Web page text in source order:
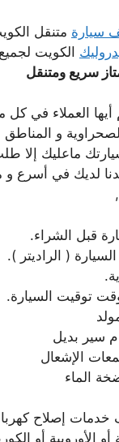
سيارة متنقل
الكويت
سريع ومتنقل
أيها العملاء في
و المناطق
ماعليك إلا
لديك في أسرع و
قبل الشراء.
( الراديتر ).
توقيت السيارة.
سير بديل
الإشعال
الماء
خدمات إصلاح
الأوروبية أو